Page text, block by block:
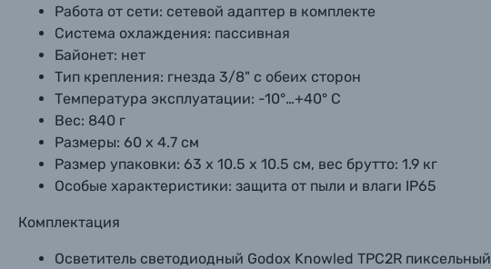
Работа от сети: сетевой адаптер в комплекте
Система охлаждения: пассивная
Байонет: нет
Тип крепления: гнезда 3/8" с обеих сторон
Температура эксплуатации: -10°…+40° С
Вес: 840 г
Размеры: 60 х 4.7 см
Размер упаковки: 63 х 10.5 х 10.5 см, вес брутто: 1.9 кг
Особые характеристики: защита от пыли и влаги IP65
Комплектация
Осветитель светодиодный Godox Knowled TPC2R пиксельный